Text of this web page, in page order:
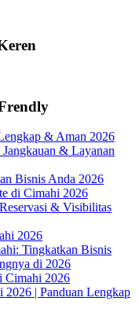
& Aman 2026
& Layanan
Bisnis Anda 2026
di Cimahi 2026
& Visibilitas
2026
Tingkatkan Bisnis
di 2026
Cimahi 2026
| Panduan Lengkap